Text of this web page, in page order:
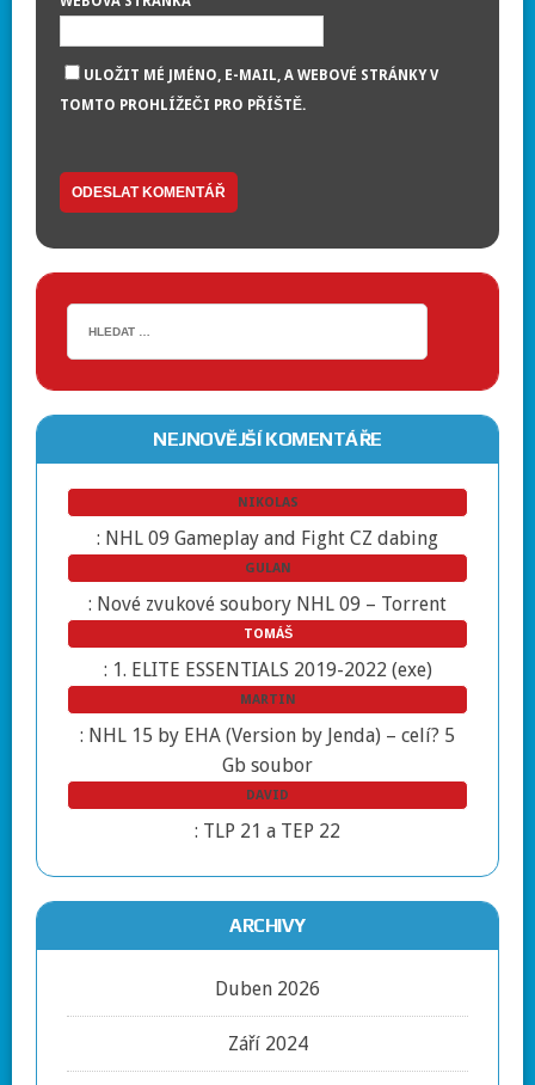
ULOŽIT MÉ JMÉNO, E-MAIL, A WEBOVÉ STRÁNKY V
TOMTO PROHLÍŽEČI PRO PŘÍŠTĚ.
NEJNOVĚJŠÍ KOMENTÁŘE
NIKOLAS
: NHL 09 Gameplay and Fight CZ dabing
GULAN
: Nové zvukové soubory NHL 09 – Torrent
TOMÁŠ
: 1. ELITE ESSENTIALS 2019-2022 (exe)
MARTIN
: NHL 15 by EHA (Version by Jenda) – celí? 5
Gb soubor
DAVID
: TLP 21 a TEP 22
ARCHIVY
Duben 2026
Září 2024